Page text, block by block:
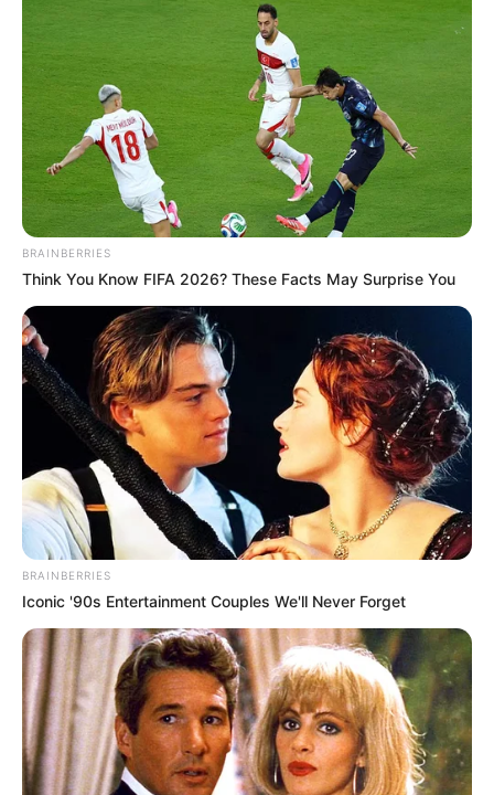
BRAINBERRIES
Think You Know FIFA 2026? These Facts May Surprise You
BRAINBERRIES
Iconic '90s Entertainment Couples We'll Never Forget